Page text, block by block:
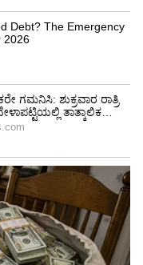
ಟಿಕೆಟ್ ನೀಡಿತ್ತು.
ಉತ್ತಮ
ಇದೀಗ
ಪಾಲಾಗುತ್ತಿದೆ
ಪ್ರತಾಪ್
ಮಾಜಿ
ಸೂಚಿಸಿದ್ದು
ಮಾಜಿ ಸಚಿವ
ಸೇರಿದಂತೆ ಹಲವು